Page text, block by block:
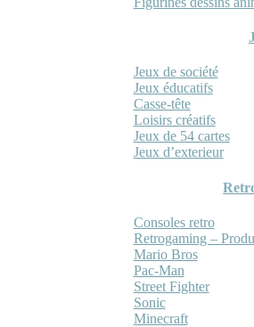
Jeux de société
Jeux éducatifs
Casse-tête
Loisirs créatifs
Jeux de 54 cartes
Jeux d’exterieur
Consoles retro
Retrogaming –
Mario Bros
Pac-Man
Street Fighter
Sonic
Minecraft